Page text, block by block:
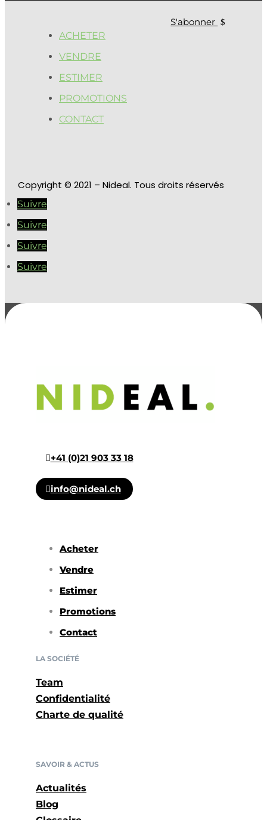
S'abonner
ACHETER
VENDRE
ESTIMER
PROMOTIONS
CONTACT
Copyright © 2021 – Nideal. Tous droits réservés
Suivre
Suivre
Suivre
Suivre
+41 (0)21 903 33 18
info@nideal.ch
Acheter
Vendre
Estimer
Promotions
Contact
LA SOCIÉTÉ
Team
Confidentialité
Charte de qualité
SAVOIR & ACTUS
Actualités
Blog